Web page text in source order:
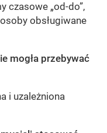
czasowe „od-do”,
obsługiwane
mogła przebywać
i uzależniona